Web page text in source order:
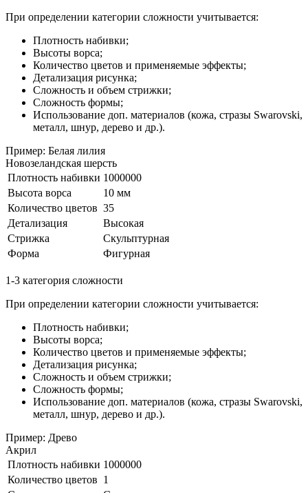
При определении категории сложности учитывается:
Плотность набивки;
Высоты ворса;
Количество цветов и применяемые эффекты;
Детализация рисунка;
Сложность и объем стрижки;
Сложность формы;
Использование доп. материалов (кожа, стразы Swarovski,
металл, шнур, дерево и др.).
Пример: Белая лилия
Новозеландская шерсть
Плотность набивки 1000000
Высота ворса
10 мм
Количество цветов 35
Детализация
Высокая
Стрижка
Скульптурная
Форма
Фигурная
1-3 категория сложности
При определении категории сложности учитывается:
Плотность набивки;
Высоты ворса;
Количество цветов и применяемые эффекты;
Детализация рисунка;
Сложность и объем стрижки;
Сложность формы;
Использование доп. материалов (кожа, стразы Swarovski,
металл, шнур, дерево и др.).
Пример: Древо
Акрил
Плотность набивки 1000000
Количество цветов 1